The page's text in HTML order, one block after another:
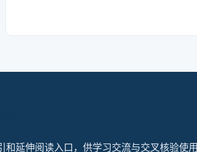
延伸阅读入口，供学习交流与交叉核验使用